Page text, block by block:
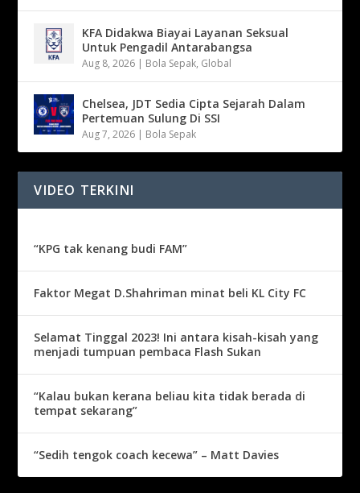
KFA Didakwa Biayai Layanan Seksual
Untuk Pengadil Antarabangsa
Aug 8, 2026 | Bola Sepak, Global
Chelsea, JDT Sedia Cipta Sejarah Dalam
Pertemuan Sulung Di SSI
Aug 7, 2026 | Bola Sepak
VIDEO TERKINI
“KPG tak kenang budi FAM”
Faktor Megat D.Shahriman minat beli KL City FC
Selamat Tinggal 2023! Ini antara kisah-kisah yang
menjadi tumpuan pembaca Flash Sukan
“Kalau bukan kerana beliau kita tidak berada di
tempat sekarang”
“Sedih tengok coach kecewa” – Matt Davies